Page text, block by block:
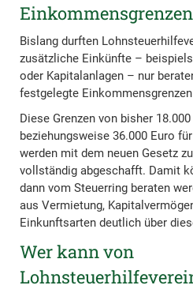
Bislang durften
zusätzliche Einkünfte –
oder Kapitalanlagen – nur
festgelegte
Diese Grenzen von bisher
beziehungsweise 36.000 Euro
werden mit dem neuen Gesetz
vollständig abgeschafft. Damit
dann vom Steuerring beraten
aus Vermietung,
Einkunftsarten deutlich über
Wer kann von